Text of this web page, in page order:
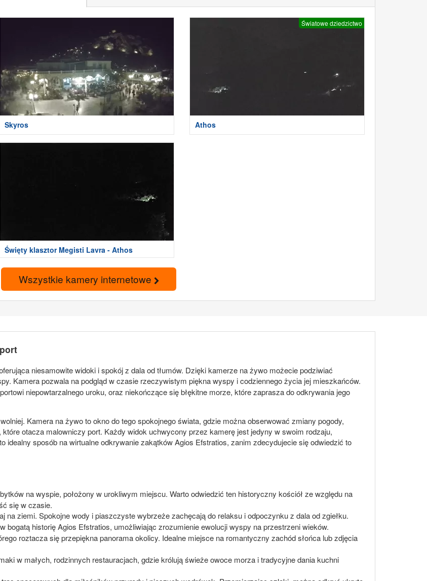
Skyros
Światowe dziedzictwo
Athos
Święty klasztor Megisti Lavra - Athos
Wszystkie kamery internetowe
niesamowite widoki i spokój z dala od tłumów. Dzięki kamerze na żywo możecie podziwiać
Kamera pozwala na podgląd w czasie rzeczywistym piękna wyspy i codziennego życia jej mieszkańców.
niepowtarzalnego uroku, oraz niekończące się błękitne morze, które zaprasza do odkrywania jego
Kamera na żywo to okno do tego spokojnego świata, gdzie można obserwować zmiany pogody,
otacza malowniczy port. Każdy widok uchwycony przez kamerę jest jedyny w swoim rodzaju,
idealny sposób na wirtualne odkrywanie zakątków Agios Efstratios, zanim zdecydujecie się odwiedzić to
na wyspie, położony w urokliwym miejscu. Warto odwiedzić ten historyczny kościół ze względu na
się w czasie.
na ziemi. Spokojne wody i piaszczyste wybrzeże zachęcają do relaksu i odpoczynku z dala od zgiełku.
bogatą historię Agios Efstratios, umożliwiając zrozumienie ewolucji wyspy na przestrzeni wieków.
roztacza się przepiękna panorama okolicy. Idealne miejsce na romantyczny zachód słońca lub zdjęcia
w małych, rodzinnych restauracjach, gdzie królują świeże owoce morza i tradycyjne dania kuchni